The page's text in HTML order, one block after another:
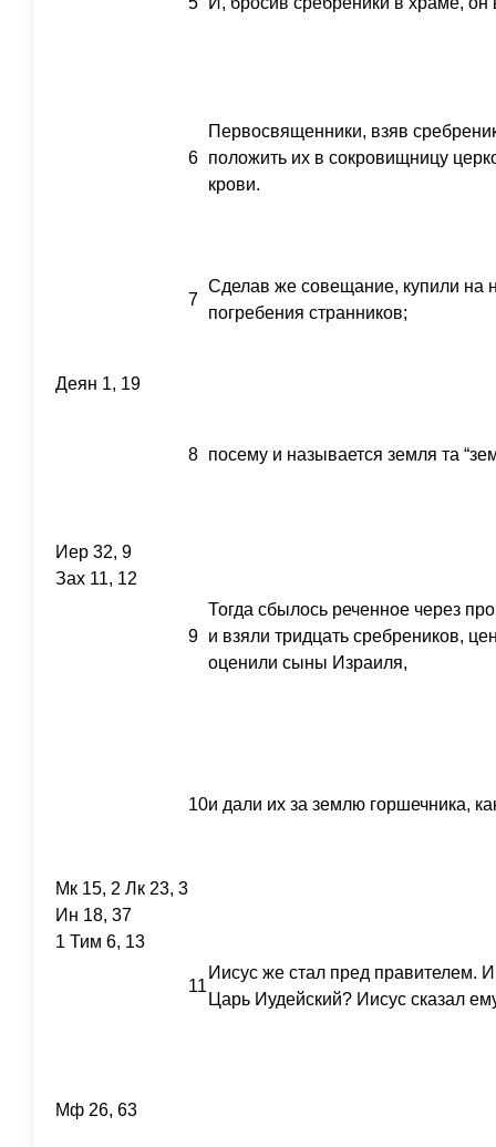
6
Первосвященники, взяв
положить их в сокровищницу
крови.
7
Сделав же совещание, купили на
погребения странников;
Деян 1, 19
8 посему и называется земля та
Иер 32, 9
Зах 11, 12
9
Тогда сбылось реченное через
и взяли тридцать сребреников,
оценили сыны Израиля,
10и дали их за землю горшечника,
Мк 15, 2 Лк 23, 3
Ин 18, 37
1 Тим 6, 13
11
Иисус же стал пред правителем.
Царь Иудейский? Иисус сказал
Мф 26, 63